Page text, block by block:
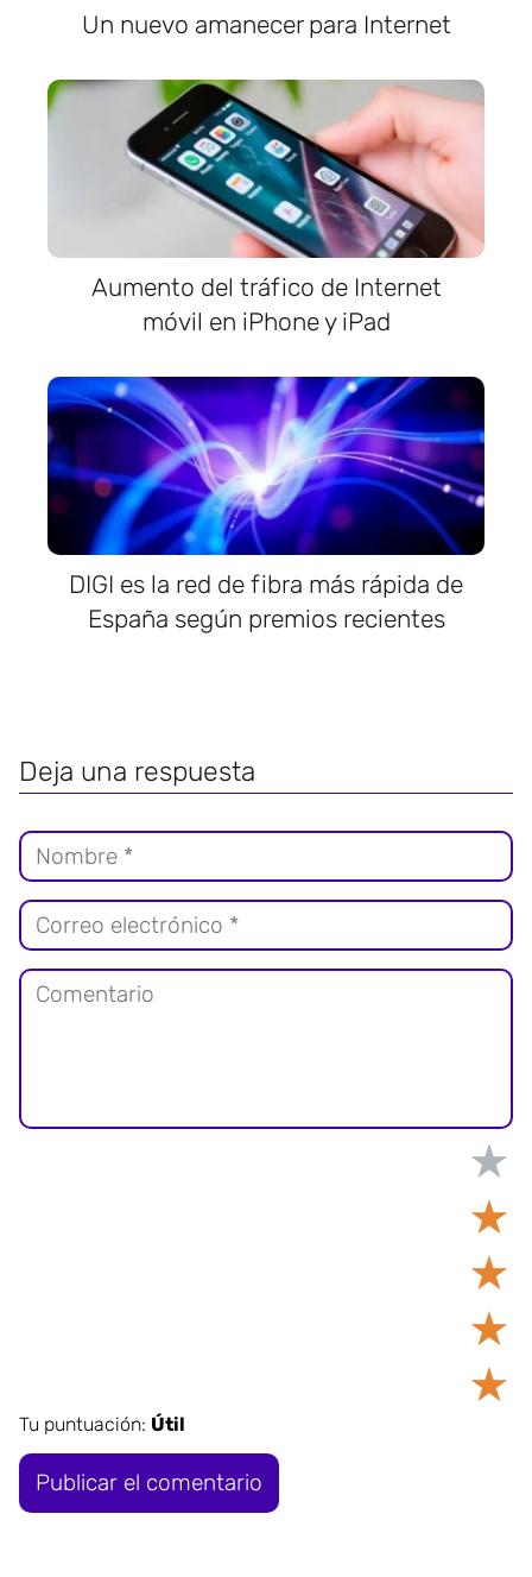
Un nuevo amanecer para Internet
Aumento del tráfico de Internet
móvil en iPhone y iPad
DIGI es la red de fibra más rápida de
España según premios recientes
Deja una respuesta
★
★
★
★
★
Tu puntuación: Útil